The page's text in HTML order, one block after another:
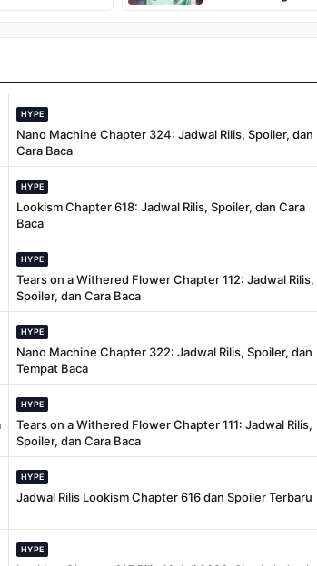
Dunia 2026
HYPE
Nano Machine Chapter 324: Jadwal Rilis, Spoiler, dan
Cara Baca
HYPE
Lookism Chapter 618: Jadwal Rilis, Spoiler, dan Cara
Baca
HYPE
Tears on a Withered Flower Chapter 112: Jadwal Rilis,
Spoiler, dan Cara Baca
HYPE
Nano Machine Chapter 322: Jadwal Rilis, Spoiler, dan
Tempat Baca
HYPE
Tears on a Withered Flower Chapter 111: Jadwal Rilis,
Spoiler, dan Cara Baca
HYPE
Jadwal Rilis Lookism Chapter 616 dan Spoiler Terbaru
HYPE